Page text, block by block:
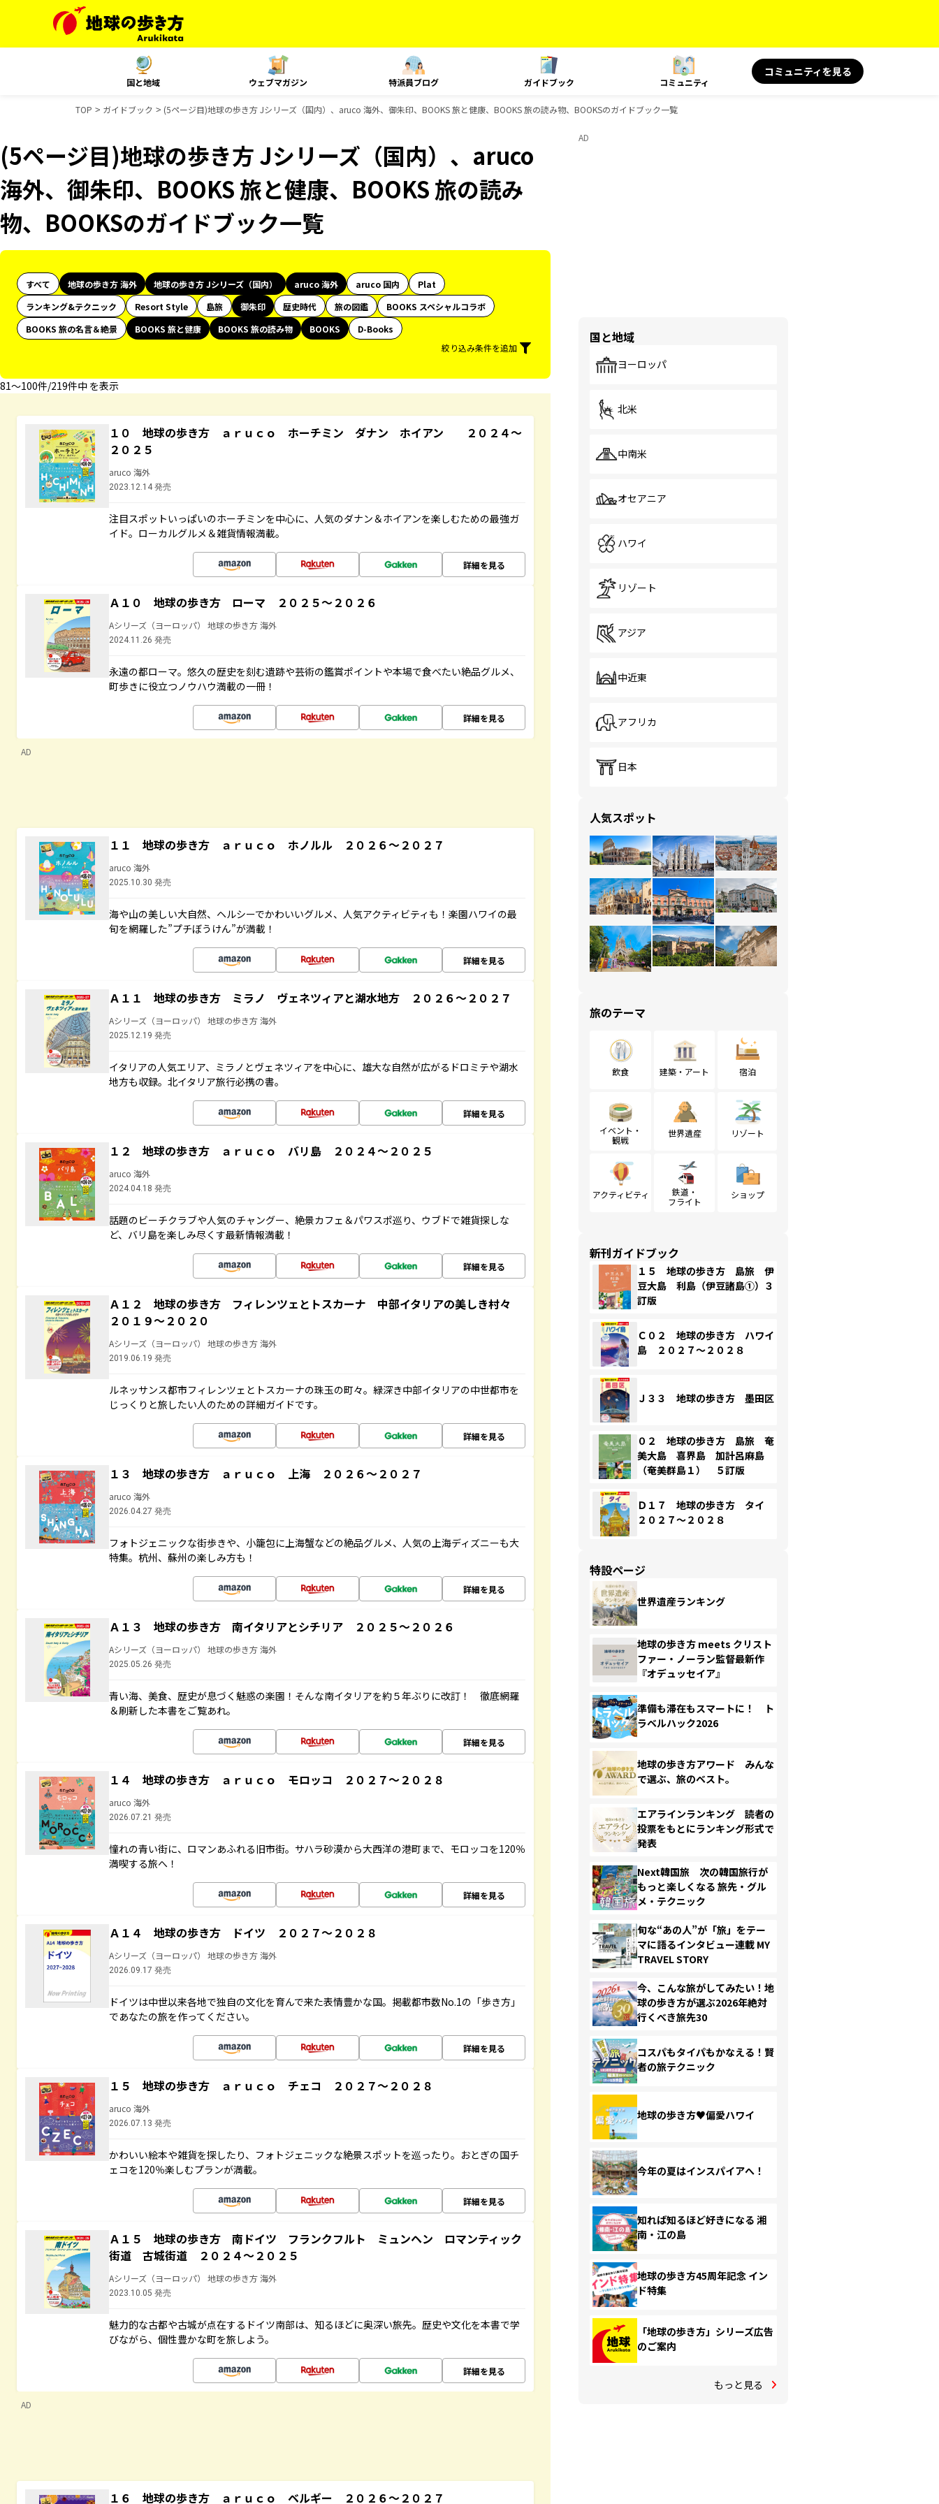
国と地域 ウェブマガジン 特派員ブログ ガイドブック コミュニティ
コミュニティを見る
TOP ガイドブック (5ページ目)地球の歩き方 Jシリーズ（国内）、aruco 海外、御朱印、BOOKS 旅と健康、BOOKS 旅の読み物、BOOKSのガイドブック一覧
(5ページ目)地球の歩き方 Jシリーズ（国内）、aruco
海外、御朱印、BOOKS 旅と健康、BOOKS 旅の読み
物、BOOKSのガイドブック一覧
すべて 地球の歩き方 海外 地球の歩き方 Jシリーズ（国内） aruco 海外 aruco 国内
Plat
ランキング&テクニック
Resort Style 島旅 御朱印 歴史時代 旅の図鑑
BOOKS スペシャルコラボ
BOOKS 旅の名言＆絶景
BOOKS 旅と健康 BOOKS 旅の読み物 BOOKS
D-Books
絞り込み条件を追加
81〜100件/219件中 を表示
１０ 地球の歩き方 ａｒｕｃｏ ホーチミン ダナン ホイアン ２０２４～
２０２５
aruco 海外
2023.12.14 発売
注目スポットいっぱいのホーチミンを中心に、人気のダナン＆ホイアンを楽しむための最強ガ
イド。ローカルグルメ＆雑貨情報満載。
詳細を見る
Ａ１０ 地球の歩き方 ローマ ２０２５～２０２６
Aシリーズ（ヨーロッパ） 地球の歩き方 海外
2024.11.26 発売
永遠の都ローマ。悠久の歴史を刻む遺跡や芸術の鑑賞ポイントや本場で食べたい絶品グルメ、
町歩きに役立つノウハウ満載の一冊！
詳細を見る
AD
１１ 地球の歩き方 ａｒｕｃｏ ホノルル ２０２６～２０２７
aruco 海外
2025.10.30 発売
海や山の美しい大自然、ヘルシーでかわいいグルメ、人気アクティビティも！楽園ハワイの最
旬を網羅した”プチぼうけん”が満載！
詳細を見る
Ａ１１ 地球の歩き方 ミラノ ヴェネツィアと湖水地方 ２０２６～２０２７
Aシリーズ（ヨーロッパ） 地球の歩き方 海外
2025.12.19 発売
イタリアの人気エリア、ミラノとヴェネツィアを中心に、雄大な自然が広がるドロミテや湖水
地方も収録。北イタリア旅行必携の書。
詳細を見る
１２ 地球の歩き方 ａｒｕｃｏ バリ島 ２０２４～２０２５
aruco 海外
2024.04.18 発売
話題のビーチクラブや人気のチャングー、絶景カフェ＆パワスポ巡り、ウブドで雑貨探しな
ど、バリ島を楽しみ尽くす最新情報満載！
詳細を見る
Ａ１２ 地球の歩き方 フィレンツェとトスカーナ 中部イタリアの美しき村々
２０１９～２０２０
Aシリーズ（ヨーロッパ） 地球の歩き方 海外
2019.06.19 発売
ルネッサンス都市フィレンツェとトスカーナの珠玉の町々。緑深き中部イタリアの中世都市を
じっくりと旅したい人のための詳細ガイドです。
詳細を見る
１３ 地球の歩き方 ａｒｕｃｏ 上海 ２０２６～２０２７
aruco 海外
2026.04.27 発売
フォトジェニックな街歩きや、小籠包に上海蟹などの絶品グルメ、人気の上海ディズニーも大
特集。杭州、蘇州の楽しみ方も！
詳細を見る
Ａ１３ 地球の歩き方 南イタリアとシチリア ２０２５～２０２６
Aシリーズ（ヨーロッパ） 地球の歩き方 海外
2025.05.26 発売
青い海、美食、歴史が息づく魅惑の楽園！そんな南イタリアを約５年ぶりに改訂！ 徹底網羅
＆刷新した本書をご覧あれ。
詳細を見る
１４ 地球の歩き方 ａｒｕｃｏ モロッコ ２０２７～２０２８
aruco 海外
2026.07.21 発売
憧れの青い街に、ロマンあふれる旧市街。サハラ砂漠から大西洋の港町まで、モロッコを120％
満喫する旅へ！
詳細を見る
Ａ１４ 地球の歩き方 ドイツ ２０２７～２０２８
Aシリーズ（ヨーロッパ） 地球の歩き方 海外
2026.09.17 発売
ドイツは中世以来各地で独自の文化を育んで来た表情豊かな国。掲載都市数No.1の「歩き方」
であなたの旅を作ってください。
詳細を見る
１５ 地球の歩き方 ａｒｕｃｏ チェコ ２０２７～２０２８
aruco 海外
2026.07.13 発売
かわいい絵本や雑貨を探したり、フォトジェニックな絶景スポットを巡ったり。おとぎの国チ
ェコを120％楽しむプランが満載。
詳細を見る
Ａ１５ 地球の歩き方 南ドイツ フランクフルト ミュンヘン ロマンティック
街道 古城街道 ２０２４～２０２５
Aシリーズ（ヨーロッパ） 地球の歩き方 海外
2023.10.05 発売
魅力的な古都や古城が点在するドイツ南部は、知るほどに奥深い旅先。歴史や文化を本書で学
びながら、個性豊かな町を旅しよう。
詳細を見る
AD
１６ 地球の歩き方 ａｒｕｃｏ ベルギー ２０２６～２０２７
AD
国と地域
ヨーロッパ
北米
中南米
オセアニア
ハワイ
リゾート
アジア
中近東
アフリカ
日本
人気スポット
旅のテーマ
飲食 建築・アート 宿泊
イベント・
観戦
世界遺産 リゾート
アクティビティ
鉄道・
フライト
ショップ
新刊ガイドブック
１５ 地球の歩き方 島旅 伊
豆大島 利島（伊豆諸島①）３
訂版
Ｃ０２ 地球の歩き方 ハワイ
島 ２０２７～２０２８
Ｊ３３ 地球の歩き方 墨田区
０２ 地球の歩き方 島旅 奄
美大島 喜界島 加計呂麻島
（奄美群島１） ５訂版
Ｄ１７ 地球の歩き方 タイ
２０２７～２０２８
特設ページ
世界遺産ランキング
地球の歩き方 meets クリスト
ファー・ノーラン監督最新作
『オデュッセイア』
準備も滞在もスマートに！ ト
ラベルハック2026
地球の歩き方アワード みんな
で選ぶ、旅のベスト。
エアラインランキング 読者の
投票をもとにランキング形式で
発表
Next韓国旅 次の韓国旅行が
もっと楽しくなる 旅先・グル
メ・テクニック
旬な“あの人”が「旅」をテー
マに語るインタビュー連載 MY
TRAVEL STORY
今、こんな旅がしてみたい！地
球の歩き方が選ぶ2026年絶対
行くべき旅先30
コスパもタイパもかなえる！賢
者の旅テクニック
地球の歩き方♥偏愛ハワイ
今年の夏はインスパイアへ！
知れば知るほど好きになる 湘
南・江の島
地球の歩き方45周年記念 イン
ド特集
「地球の歩き方」シリーズ広告
のご案内
もっと見る